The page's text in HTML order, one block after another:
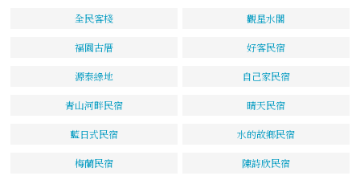
全民客棧 觀星水閣
福園古厝 好客民宿
源泰綠地 自己家民宿
青山河畔民宿 晴天民宿
藍日式民宿 水的故鄉民宿
梅蘭民宿 陳詩欣民宿